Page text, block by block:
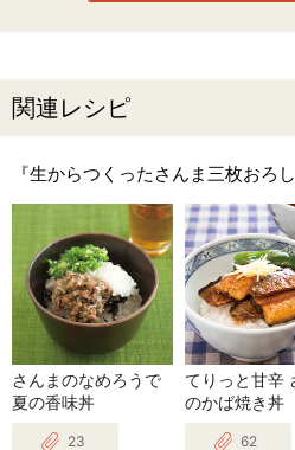
関連レシピ
『生からつくったさんま三枚おろ
さんまのなめろうで
夏の香味丼
23
てりっと甘辛
のかば焼き丼
62